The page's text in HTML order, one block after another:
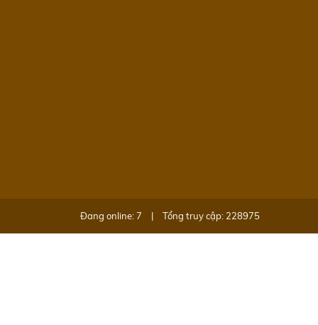
Đang online: 7 | Tổng truy cập: 228975